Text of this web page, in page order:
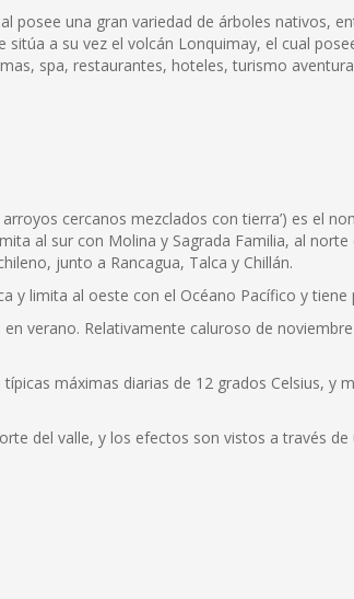
posee una gran variedad de árboles nativos,
a su vez el volcán Lonquimay, el cual
spa, restaurantes, hoteles, turismo
cercanos mezclados con tierra’) es el
al sur con Molina y Sagrada Familia, al
junto a Rancagua, Talca y Chillán.
y limita al oeste con el Océano Pacífico y
verano. Relativamente caluroso de
máximas diarias de 12 grados Celsius, y
del valle, y los efectos son vistos a través